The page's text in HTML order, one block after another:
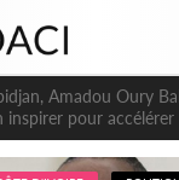
Amadou Oury
pour accélérer